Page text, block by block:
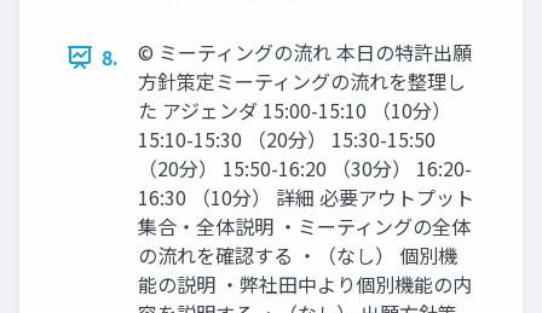
8.
©︎ ミーティングの流れ 本日の特許出願
方針策定ミーティングの流れを整理し
た アジェンダ 15:00-15:10 （10分）
15:10-15:30 （20分） 15:30-15:50
（20分） 15:50-16:20 （30分） 16:20-
16:30 （10分） 詳細 必要アウトプット
集合・全体説明 ・ミーティングの全体
の流れを確認する ・（なし） 個別機
能の説明 ・弊社田中より個別機能の内